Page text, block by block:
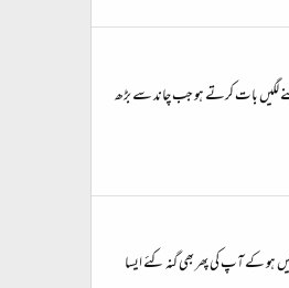
لگیں بات کرتے ہو جب چاند سے بڑھ
کے آپ کی پھر بھی گنہ کئے ایسا